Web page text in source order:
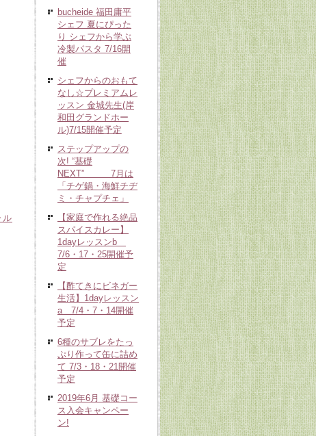
ル
bucheide 福田庸平
シェフ 夏にぴった
り シェフから学ぶ
冷製パスタ 7/16開
催
シェフからのおもて
なし☆プレミアムレ
ッスン 金城先生(岸
和田グランドホー
ル)7/15開催予定
ステップアップの
次! “基礎
NEXT” 7月は
「チゲ鍋・海鮮チヂ
ミ・チャプチェ」
【家庭で作れる絶品
スパイスカレー】
1dayレッスンb
7/6・17・25開催予
定
【酢てきにビネガー
生活】1dayレッスン
a 7/4・7・14開催
予定
6種のサブレをたっ
ぷり作って缶に詰め
て 7/3・18・21開催
予定
2019年6月 基礎コー
ス入会キャンペー
ン!